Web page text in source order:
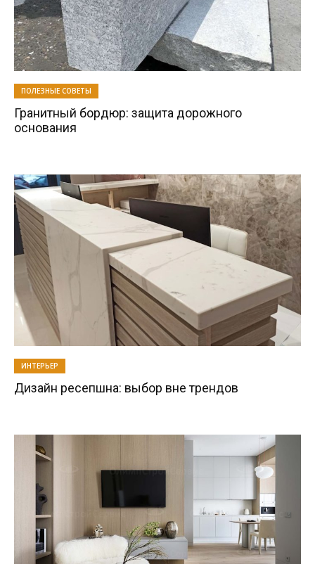
ПОЛЕЗНЫЕ СОВЕТЫ
Гранитный бордюр: защита дорожного
основания
ИНТЕРЬЕР
Дизайн ресепшна: выбор вне трендов